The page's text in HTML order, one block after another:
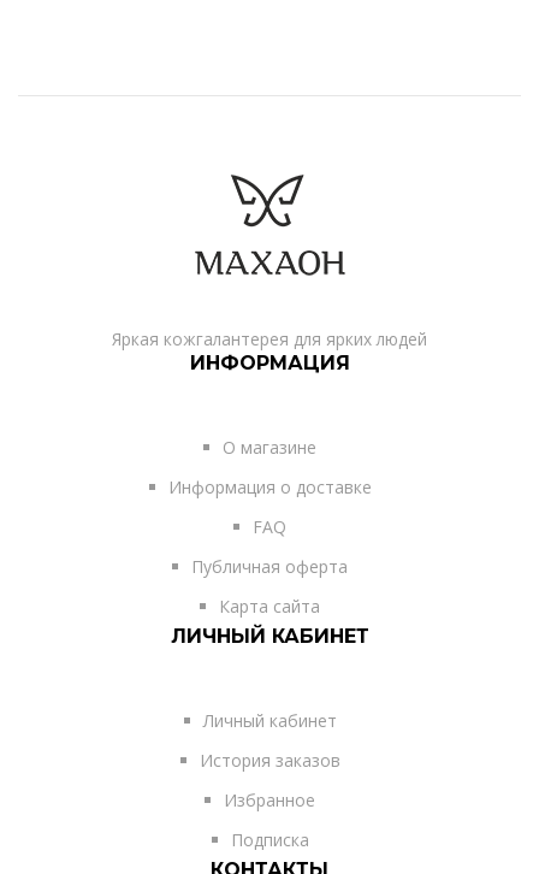
Яркая кожгалантерея для ярких людей
ИНФОРМАЦИЯ
О магазине
Информация о доставке
FAQ
Публичная оферта
Карта сайта
ЛИЧНЫЙ КАБИНЕТ
Личный кабинет
История заказов
Избранное
Подписка